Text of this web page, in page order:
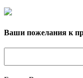
Ваши пожелания к